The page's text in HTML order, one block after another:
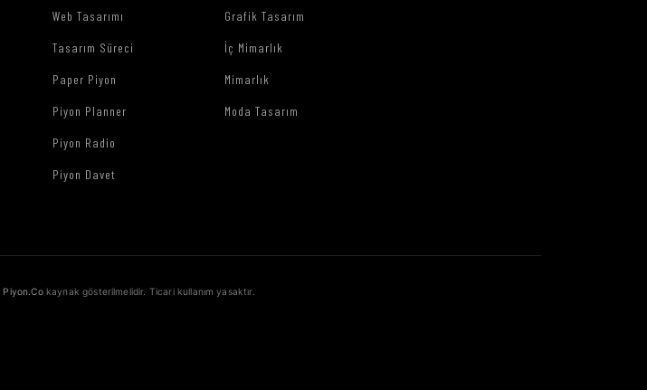
Web Tasarımı
Tasarım Süreci
Paper Piyon
Piyon Planner
Piyon Radio
Piyon Davet
Grafik Tasarım
İç Mimarlık
Mimarlık
Moda Tasarım
Piyon.Cokaynak gösterilmelidir. Ticari kullanım yasaktır.